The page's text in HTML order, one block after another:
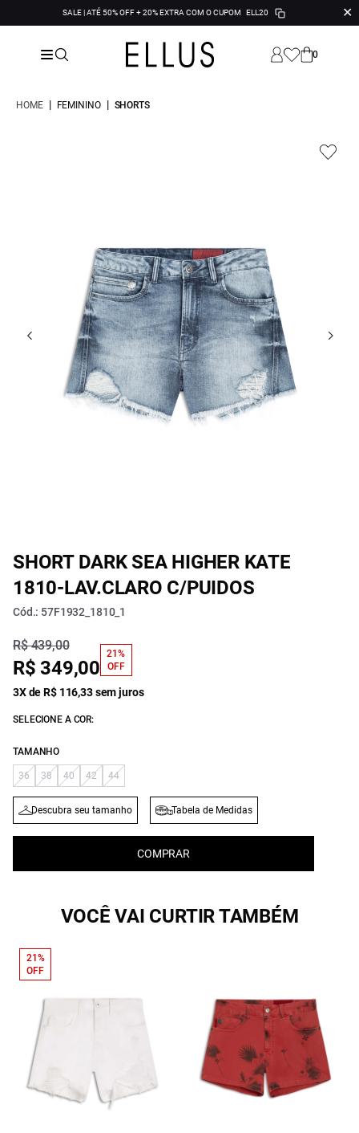
SALE | ATÉ 50% OFF + 20% EXTRA COM O CUPOM ELL20 ✕
0
HOME | FEMININO | SHORTS
SHORT DARK SEA HIGHER KATE
1810-LAV.CLARO C/PUIDOS
Cód.: 57F1932_1810_1
R$ 439,00
R$ 349,00
21%
OFF
3X de R$ 116,33 sem juros
SELECIONE A COR:
TAMANHO
36 38 40 42 44
Descubra seu tamanho Tabela de Medidas
COMPRAR
VOCÊ VAI CURTIR TAMBÉM
21%
OFF